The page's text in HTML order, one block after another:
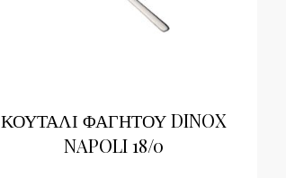
ΚΟΥΤΑΛΙ ΦΑΓΗΤΟΥ DINOX
NAPOLI 18/0